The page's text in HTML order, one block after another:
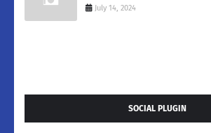
July 14, 2024
SOCIAL PLUGIN